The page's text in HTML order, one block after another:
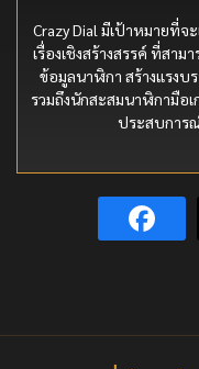
Crazy Dial มีเป้าหมายที่จ
เรื่องเชิงสร้างสรรค์ ที่สาม
ข้อมูลนาฬิกา สร้างแรง
รวมถึงนักสะสมนาฬิกามือ
ประสบการ